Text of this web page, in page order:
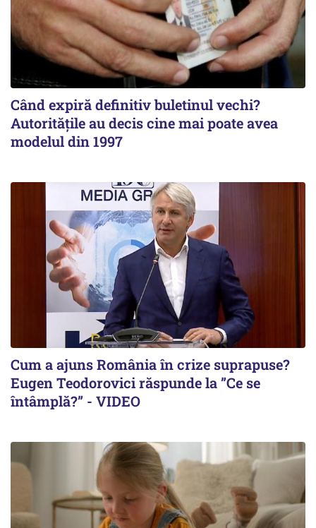
Când expiră definitiv buletinul vechi?
Autoritățile au decis cine mai poate avea
modelul din 1997
Cum a ajuns România în crize suprapuse?
Eugen Teodorovici răspunde la ”Ce se
întâmplă?” - VIDEO